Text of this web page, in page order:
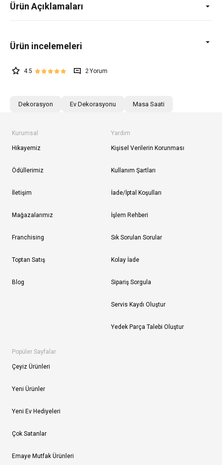
Ürün Açıklamaları
4.5 2
Dekorasyon Ev Dekorasyonu Masa Saati
Kurumsal
Hikayemiz
Ödüllerimiz
İletişim
Mağazalarımız
Franchising
Toptan Satış
Blog
Yardım
Kişisel Verilerin Korunması
Kullanım Şartları
İade/İptal Koşulları
İşlem Rehberi
Sık Sorulan Sorular
Kolay İade
Sipariş Sorgula
Servis Kaydı Oluştur
Yedek Parça Talebi Oluştur
Popüler Sayfalar
Çeyiz Ürünleri
Yeni Ürünler
Yeni Ev Hediyeleri
Çok Satanlar
Emaye Mutfak Ürünleri